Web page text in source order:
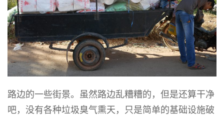
路边的一些街景。虽然路边乱糟糟的，但是还算干净
吧，没有各种垃圾臭气熏天，只是简单的基础设施破